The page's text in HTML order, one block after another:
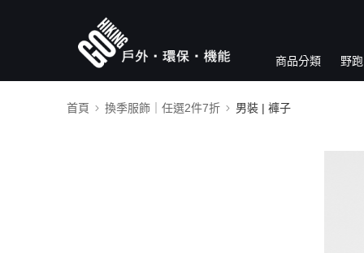
商品分類 野
首頁 換季服飾｜任選2件7折 男裝 | 褲子